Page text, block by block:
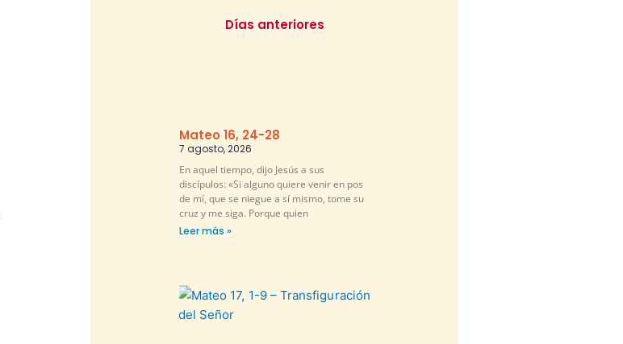
Días anteriores
Mateo 16, 24-28
7 agosto, 2026
En aquel tiempo, dijo Jesús a sus
discípulos: «Si alguno quiere venir en pos
de mí, que se niegue a sí mismo, tome su
cruz y me siga. Porque quien
Leer más »